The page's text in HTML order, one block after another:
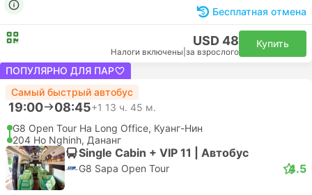
Бесплатная отмена
USD 48
Налоги включены за взрослого
Купить
ПОПУЛЯРНО ДЛЯ ПАР
Самый быстрый автобус
19:00 08:45+1 13 ч. 45 м.
G8 Open Tour Ha Long Office, Куанг-Нин
204 Ho Nghinh, Дананг
Single Cabin + VIP 11 | Автобус
G8 Sapa Open Tour 4.5